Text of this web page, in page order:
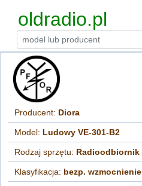
oldradio.pl
Producent: Diora
Model: Ludowy VE-301-B2
Rodzaj sprzętu: Radioodbiornik
Klasyfikacja: bezp. wzmocnienie